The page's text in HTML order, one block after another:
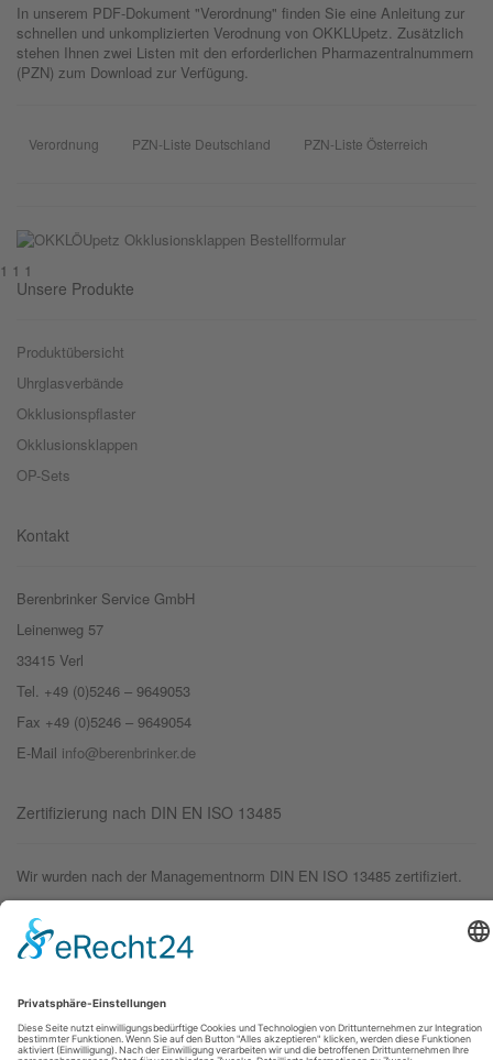
In unserem PDF-Dokument "Verordnung" finden Sie eine Anleitung zur
schnellen und unkomplizierten Verodnung von OKKLUpetz. Zusätzlich
stehen Ihnen zwei Listen mit den erforderlichen Pharmazentralnummern
(PZN) zum Download zur Verfügung.
Verordnung PZN-Liste Deutschland PZN-Liste Österreich
1 1 1
Unsere Produkte
Produktübersicht
Uhrglasverbände
Okklusionspflaster
Okklusionsklappen
OP-Sets
Kontakt
Berenbrinker Service GmbH
Leinenweg 57
33415 Verl
Tel. +49 (0)5246 – 9649053
Fax +49 (0)5246 – 9649054
E-Mail info@berenbrinker.de
Zertifizierung nach DIN EN ISO 13485
Wir wurden nach der Managementnorm DIN EN ISO 13485 zertifiziert.
© 2019 – Berenbrinker Service GmbH
Impressum Datenschutzerklärung Login Logout